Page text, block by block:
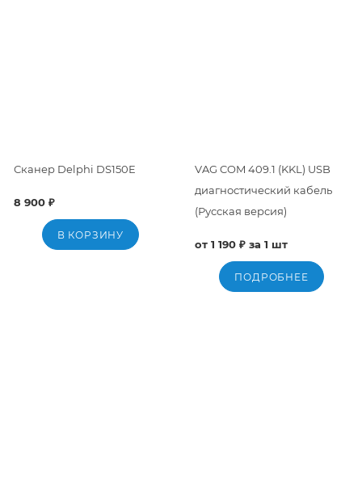
Сканер Delphi DS150E
8 900 ₽
В КОРЗИНУ
VAG COM 409.1 (KKL) USB
диагностический кабель
(Русская версия)
от 1 190 ₽ за 1 шт
ПОДРОБНЕЕ